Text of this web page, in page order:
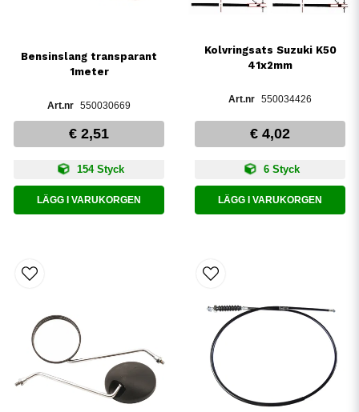
Bensinslang transparant
1meter
550030669
€ 2,51
154 Styck
LÄGG I VARUKORGEN
Kolvringsats Suzuki K50
41x2mm
550034426
€ 4,02
6 Styck
LÄGG I VARUKORGEN